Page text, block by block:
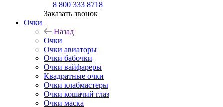
8 800 333 8718
Заказать звонок
Очки
Назад
Очки
Очки авиаторы
Очки бабочки
Очки вайфареры
Квадратные очки
Очки клабмастеры
Очки кошачий глаз
Очки маска